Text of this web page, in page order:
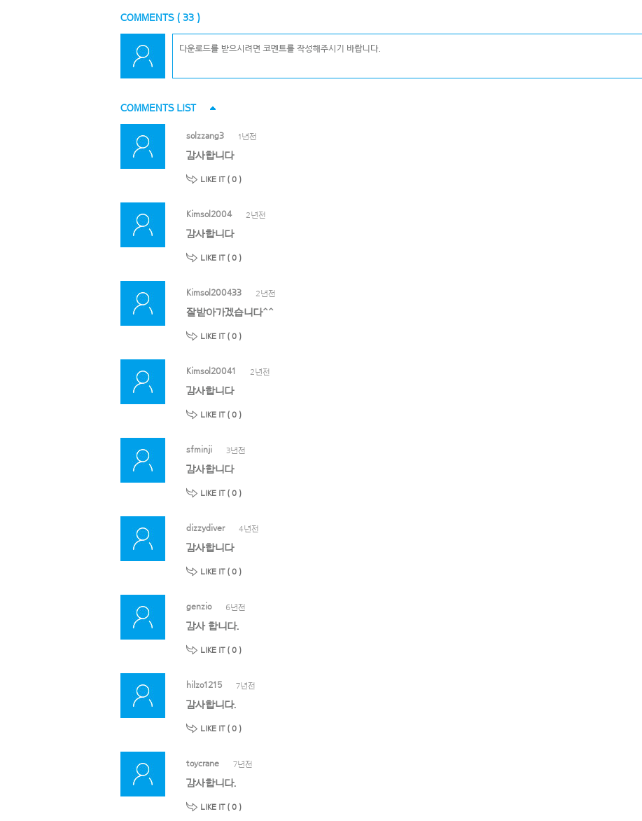
COMMENTS ( 33 )
COMMENTS LIST
solzzang3 1년전
감사합니다
LIKE IT ( 0 )
Kimsol2004 2년전
감사합니다
LIKE IT ( 0 )
Kimsol200433 2년전
잘받아가겠습니다^^
LIKE IT ( 0 )
Kimsol20041 2년전
감사합니다
LIKE IT ( 0 )
sfminji 3년전
감사합니다
LIKE IT ( 0 )
dizzydiver 4년전
감사합니다
LIKE IT ( 0 )
genzio 6년전
감사 합니다.
LIKE IT ( 0 )
hilzo1215 7년전
감사합니다.
LIKE IT ( 0 )
toycrane 7년전
감사합니다.
LIKE IT ( 0 )